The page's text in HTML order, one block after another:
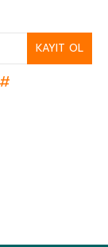
KAYIT OL